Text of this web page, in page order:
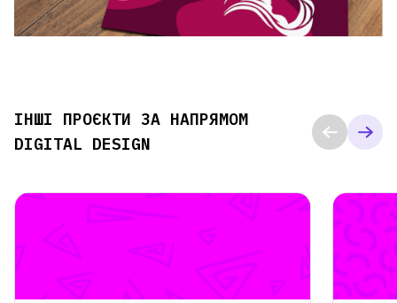
ІНШІ ПРОЄКТИ ЗА НАПРЯМОМ
DIGITAL DESIGN